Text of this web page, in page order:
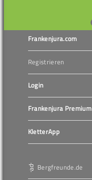
Frankenjura.com
Registrieren
Login
Frankenjura Premium
KletterApp
Bergfreunde.de